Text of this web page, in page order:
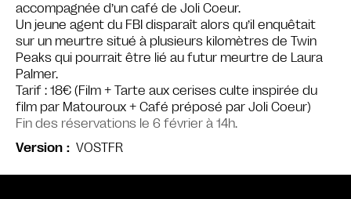
accompagnée d’un café de Joli Coeur.
Un jeune agent du FBI disparaît alors qu’il enquêtait
sur un meurtre situé à plusieurs kilomètres de Twin
Peaks qui pourrait être lié au futur meurtre de Laura
Palmer.
Tarif : 18€ (Film + Tarte aux cerises culte inspirée du
film par Matouroux + Café préposé par Joli Coeur)
Fin des réservations le 6 février à 14h.
Version
VOSTFR